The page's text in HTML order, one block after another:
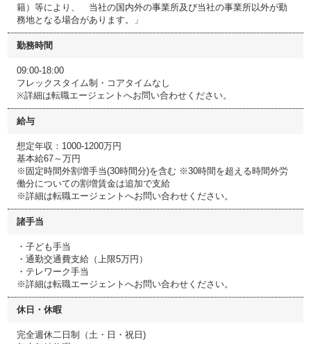
籍）等により、 当社の国内外の事業所及び当社の事業所以外が勤
務地となる場合があります。」
勤務時間
09:00-18:00
フレックスタイム制・コアタイムなし
※詳細は転職エージェントへお問い合わせください。
給与
想定年収：1000-1200万円
基本給67～万円
※固定時間外割増手当(30時間分)を含む ※30時間を超える時間外労
働分についての割増賃金は追加で支給
※詳細は転職エージェントへお問い合わせください。
諸手当
・子ども手当
・通勤交通費支給（上限5万円）
・テレワーク手当
※詳細は転職エージェントへお問い合わせください。
休日・休暇
完全週休二日制（土・日・祝日)